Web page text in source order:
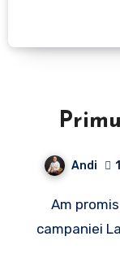
Andi
Am promis ca va tin la curent cu evolutia
campaniei